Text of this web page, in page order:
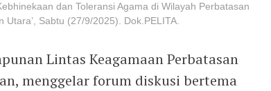
dan Toleransi Agama di Wilayah Perbatasan
Sabtu (27/9/2025). Dok.PELITA.
Lintas Keagamaan Perbatasan
menggelar forum diskusi bertema